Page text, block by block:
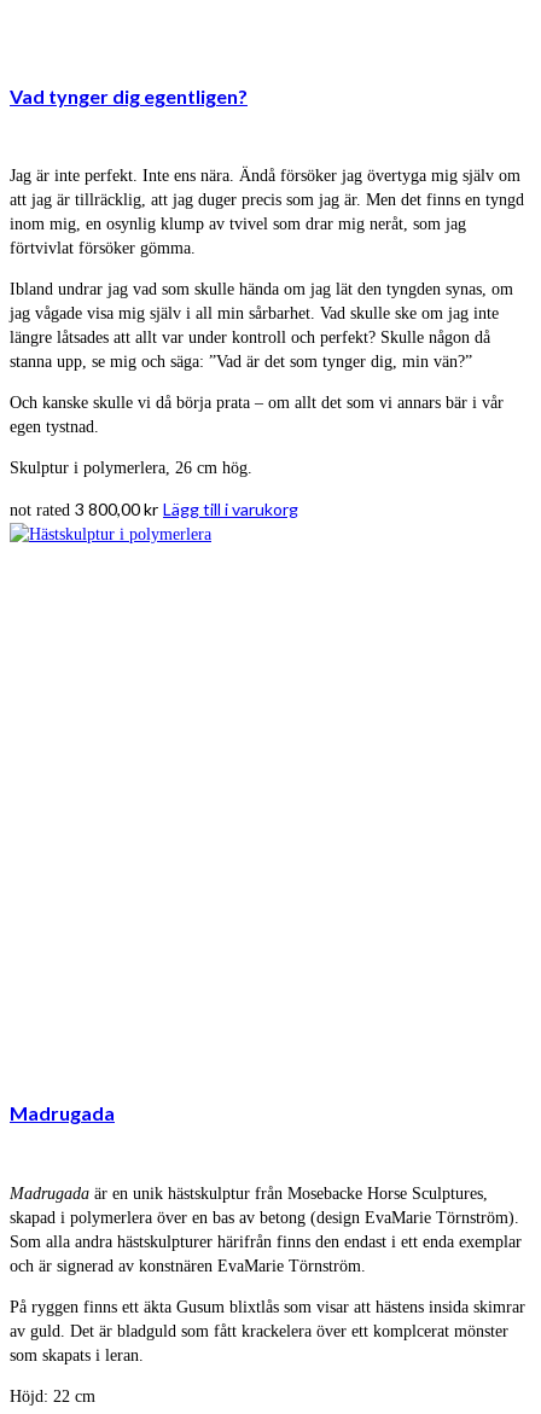
Vad tynger dig egentligen?
Jag är inte perfekt. Inte ens nära. Ändå försöker jag övertyga mig själv om
att jag är tillräcklig, att jag duger precis som jag är. Men det finns en tyngd
inom mig, en osynlig klump av tvivel som drar mig neråt, som jag
förtvivlat försöker gömma.
Ibland undrar jag vad som skulle hända om jag lät den tyngden synas, om
jag vågade visa mig själv i all min sårbarhet. Vad skulle ske om jag inte
längre låtsades att allt var under kontroll och perfekt? Skulle någon då
stanna upp, se mig och säga: ”Vad är det som tynger dig, min vän?”
Och kanske skulle vi då börja prata – om allt det som vi annars bär i vår
egen tystnad.
Skulptur i polymerlera, 26 cm hög.
not rated 3 800,00kr Lägg till i varukorg
Madrugada
Madrugada är en unik hästskulptur från Mosebacke Horse Sculptures,
skapad i polymerlera över en bas av betong (design EvaMarie Törnström).
Som alla andra hästskulpturer härifrån finns den endast i ett enda exemplar
och är signerad av konstnären EvaMarie Törnström.
På ryggen finns ett äkta Gusum blixtlås som visar att hästens insida skimrar
av guld. Det är bladguld som fått krackelera över ett komplcerat mönster
som skapats i leran.
Höjd: 22 cm